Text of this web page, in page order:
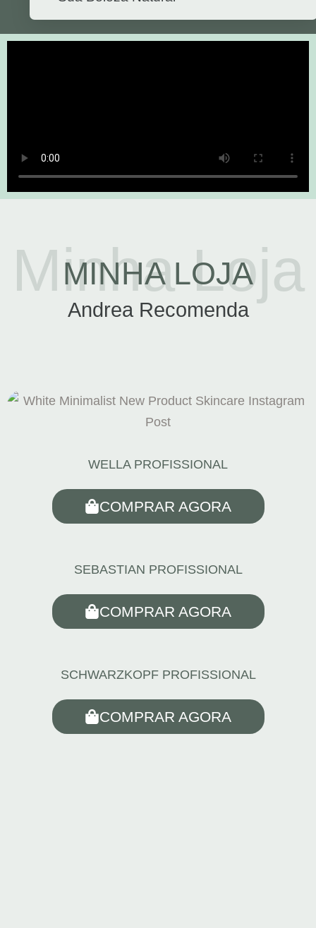
Minha Loja
MINHA LOJA
Andrea Recomenda
WELLA PROFISSIONAL
COMPRAR AGORA
SEBASTIAN PROFISSIONAL
COMPRAR AGORA
SCHWARZKOPF PROFISSIONAL
COMPRAR AGORA